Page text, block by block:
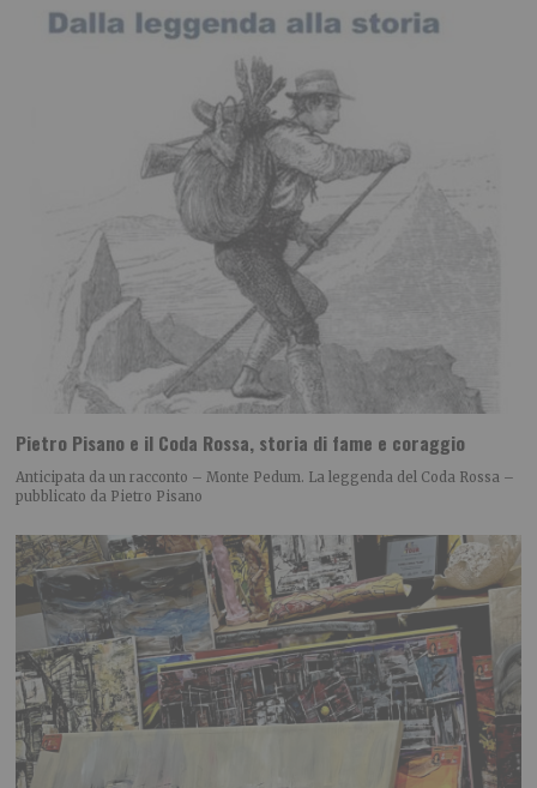
Pietro Pisano e il Coda Rossa, storia di fame e coraggio
Anticipata da un racconto – Monte Pedum. La leggenda del Coda Rossa –
pubblicato da Pietro Pisano